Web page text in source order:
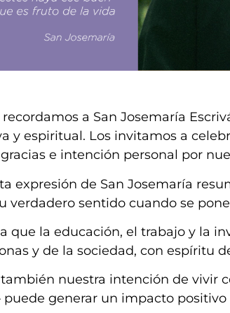
a San Josemaría
y espiritual. Los invitamos a
e intención personal por
expresión de San Josemaría
verdadero sentido cuando se
que la educación, el trabajo y la
y de la sociedad, con espíritu
también nuestra intención de
generar un impacto positivo